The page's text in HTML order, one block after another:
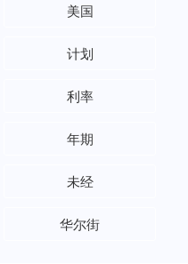
美国
计划
利率
年期
未经
华尔街